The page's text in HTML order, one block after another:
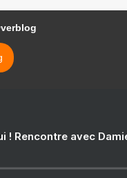
! Rencontre avec